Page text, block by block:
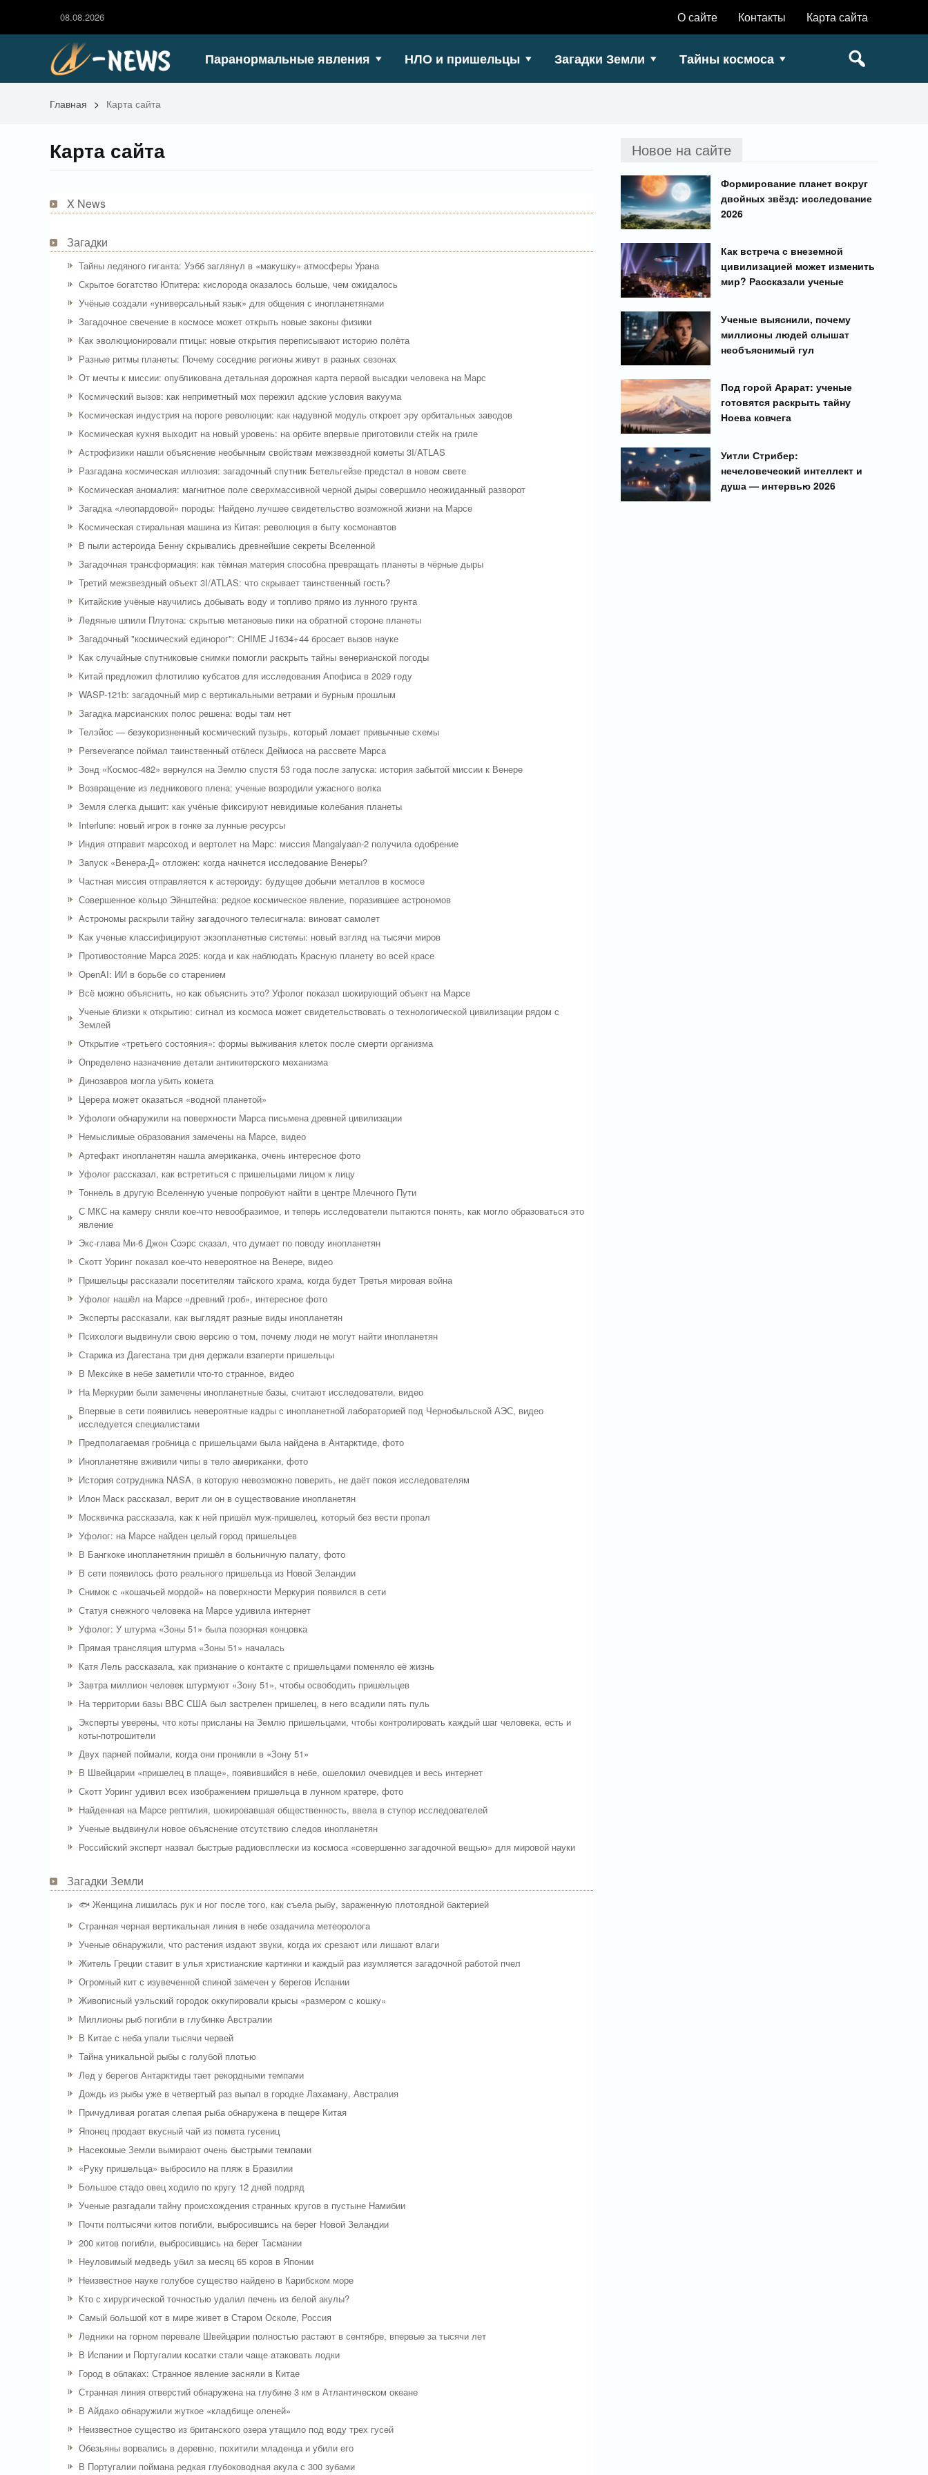
О сайте Контакты Карта сайта
08.08.2026
Паранормальные явления НЛО и пришельцы Загадки Земли Тайны космоса
Главная > Карта сайта
Карта сайта
X News
Загадки
Тайны ледяного гиганта: Уэбб заглянул в «макушку» атмосферы Урана
Скрытое богатство Юпитера: кислорода оказалось больше, чем ожидалось
Учёные создали «универсальный язык» для общения с инопланетянами
Загадочное свечение в космосе может открыть новые законы физики
Как эволюционировали птицы: новые открытия переписывают историю полёта
Разные ритмы планеты: Почему соседние регионы живут в разных сезонах
От мечты к миссии: опубликована детальная дорожная карта первой высадки человека на Марс
Космический вызов: как неприметный мох пережил адские условия вакуума
Космическая индустрия на пороге революции: как надувной модуль откроет эру орбитальных заводов
Космическая кухня выходит на новый уровень: на орбите впервые приготовили стейк на гриле
Астрофизики нашли объяснение необычным свойствам межзвездной кометы 3I/ATLAS
Разгадана космическая иллюзия: загадочный спутник Бетельгейзе предстал в новом свете
Космическая аномалия: магнитное поле сверхмассивной черной дыры совершило неожиданный разворот
Загадка «леопардовой» породы: Найдено лучшее свидетельство возможной жизни на Марсе
Космическая стиральная машина из Китая: революция в быту космонавтов
В пыли астероида Бенну скрывались древнейшие секреты Вселенной
Загадочная трансформация: как тёмная материя способна превращать планеты в чёрные дыры
Третий межзвездный объект 3I/ATLAS: что скрывает таинственный гость?
Китайские учёные научились добывать воду и топливо прямо из лунного грунта
Ледяные шпили Плутона: скрытые метановые пики на обратной стороне планеты
Загадочный "космический единорог": CHIME J1634+44 бросает вызов науке
Как случайные спутниковые снимки помогли раскрыть тайны венерианской погоды
Китай предложил флотилию кубсатов для исследования Апофиса в 2029 году
WASP-121b: загадочный мир с вертикальными ветрами и бурным прошлым
Загадка марсианских полос решена: воды там нет
Телэйос — безукоризненный космический пузырь, который ломает привычные схемы
Perseverance поймал таинственный отблеск Деймоса на рассвете Марса
Зонд «Космос-482» вернулся на Землю спустя 53 года после запуска: история забытой миссии к Венере
Возвращение из ледникового плена: ученые возродили ужасного волка
Земля слегка дышит: как учёные фиксируют невидимые колебания планеты
Interlune: новый игрок в гонке за лунные ресурсы
Индия отправит марсоход и вертолет на Марс: миссия Mangalyaan-2 получила одобрение
Запуск «Венера-Д» отложен: когда начнется исследование Венеры?
Частная миссия отправляется к астероиду: будущее добычи металлов в космосе
Совершенное кольцо Эйнштейна: редкое космическое явление, поразившее астрономов
Астрономы раскрыли тайну загадочного телесигнала: виноват самолет
Как ученые классифицируют экзопланетные системы: новый взгляд на тысячи миров
Противостояние Марса 2025: когда и как наблюдать Красную планету во всей красе
OpenAI: ИИ в борьбе со старением
Всё можно объяснить, но как объяснить это? Уфолог показал шокирующий объект на Марсе
Ученые близки к открытию: сигнал из космоса может свидетельствовать о технологической цивилизации рядом с
Землей
Открытие «третьего состояния»: формы выживания клеток после смерти организма
Определено назначение детали антикитерского механизма
Динозавров могла убить комета
Церера может оказаться «водной планетой»
Уфологи обнаружили на поверхности Марса письмена древней цивилизации
Немыслимые образования замечены на Марсе, видео
Артефакт инопланетян нашла американка, очень интересное фото
Уфолог рассказал, как встретиться с пришельцами лицом к лицу
Тоннель в другую Вселенную ученые попробуют найти в центре Млечного Пути
С МКС на камеру сняли кое-что невообразимое, и теперь исследователи пытаются понять, как могло образоваться это
явление
Экс-глава Ми-6 Джон Соэрс сказал, что думает по поводу инопланетян
Скотт Уоринг показал кое-что невероятное на Венере, видео
Пришельцы рассказали посетителям тайского храма, когда будет Третья мировая война
Уфолог нашёл на Марсе «древний гроб», интересное фото
Эксперты рассказали, как выглядят разные виды инопланетян
Психологи выдвинули свою версию о том, почему люди не могут найти инопланетян
Старика из Дагестана три дня держали взаперти пришельцы
В Мексике в небе заметили что-то странное, видео
На Меркурии были замечены инопланетные базы, считают исследователи, видео
Впервые в сети появились невероятные кадры с инопланетной лабораторией под Чернобыльской АЭС, видео
исследуется специалистами
Предполагаемая гробница с пришельцами была найдена в Антарктиде, фото
Инопланетяне вживили чипы в тело американки, фото
История сотрудника NASA, в которую невозможно поверить, не даёт покоя исследователям
Илон Маск рассказал, верит ли он в существование инопланетян
Москвичка рассказала, как к ней пришёл муж-пришелец, который без вести пропал
Уфолог: на Марсе найден целый город пришельцев
В Бангкоке инопланетянин пришёл в больничную палату, фото
В сети появилось фото реального пришельца из Новой Зеландии
Снимок с «кошачьей мордой» на поверхности Меркурия появился в сети
Статуя снежного человека на Марсе удивила интернет
Уфолог: У штурма «Зоны 51» была позорная концовка
Прямая трансляция штурма «Зоны 51» началась
Катя Лель рассказала, как признание о контакте с пришельцами поменяло её жизнь
Завтра миллион человек штурмуют «Зону 51», чтобы освободить пришельцев
На территории базы ВВС США был застрелен пришелец, в него всадили пять пуль
Эксперты уверены, что коты присланы на Землю пришельцами, чтобы контролировать каждый шаг человека, есть и
коты-потрошители
Двух парней поймали, когда они проникли в «Зону 51»
В Швейцарии «пришелец в плаще», появившийся в небе, ошеломил очевидцев и весь интернет
Скотт Уоринг удивил всех изображением пришельца в лунном кратере, фото
Найденная на Марсе рептилия, шокировавшая общественность, ввела в ступор исследователей
Ученые выдвинули новое объяснение отсутствию следов инопланетян
Российский эксперт назвал быстрые радиовсплески из космоса «совершенно загадочной вещью» для мировой науки
Загадки Земли
🐟 Женщина лишилась рук и ног после того, как съела рыбу, зараженную плотоядной бактерией
Странная черная вертикальная линия в небе озадачила метеоролога
Ученые обнаружили, что растения издают звуки, когда их срезают или лишают влаги
Житель Греции ставит в улья христианские картинки и каждый раз изумляется загадочной работой пчел
Огромный кит с изувеченной спиной замечен у берегов Испании
Живописный уэльский городок оккупировали крысы «размером с кошку»
Миллионы рыб погибли в глубинке Австралии
В Китае с неба упали тысячи червей
Тайна уникальной рыбы с голубой плотью
Лед у берегов Антарктиды тает рекордными темпами
Дождь из рыбы уже в четвертый раз выпал в городке Лахаману, Австралия
Причудливая рогатая слепая рыба обнаружена в пещере Китая
Японец продает вкусный чай из помета гусениц
Насекомые Земли вымирают очень быстрыми темпами
«Руку пришельца» выбросило на пляж в Бразилии
Большое стадо овец ходило по кругу 12 дней подряд
Ученые разгадали тайну происхождения странных кругов в пустыне Намибии
Почти полтысячи китов погибли, выбросившись на берег Новой Зеландии
200 китов погибли, выбросившись на берег Тасмании
Неуловимый медведь убил за месяц 65 коров в Японии
Неизвестное науке голубое существо найдено в Карибском море
Кто с хирургической точностью удалил печень из белой акулы?
Самый большой кот в мире живет в Старом Осколе, Россия
Ледники на горном перевале Швейцарии полностью растают в сентябре, впервые за тысячи лет
В Испании и Португалии косатки стали чаще атаковать лодки
Город в облаках: Странное явление засняли в Китае
Странная линия отверстий обнаружена на глубине 3 км в Атлантическом океане
В Айдахо обнаружили жуткое «кладбище оленей»
Неизвестное существо из британского озера утащило под воду трех гусей
Обезьяны ворвались в деревню, похитили младенца и убили его
В Португалии поймана редкая глубоководная акула с 300 зубами
Новое на сайте
Формирование планет вокруг
двойных звёзд: исследование
2026
Как встреча с внеземной
цивилизацией может изменить
мир? Рассказали ученые
Ученые выяснили, почему
миллионы людей слышат
необъяснимый гул
Под горой Арарат: ученые
готовятся раскрыть тайну
Ноева ковчега
Уитли Стрибер:
нечеловеческий интеллект и
душа — интервью 2026